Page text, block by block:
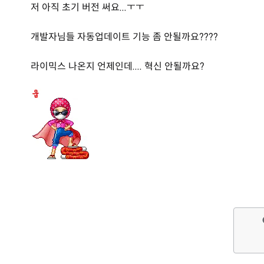
저 아직 초기 버전 써요...ㅜㅜ
개발자님들 자동업데이트 기능 좀 안될까요????
라이믹스 나온지 언제인데.... 혁신 안될까요?